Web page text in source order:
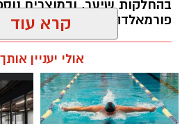
בהחלקות שיער, ובמוצרים
פורמאלדהיד - חומר המוגדר
קרא עוד
אולי יעניין